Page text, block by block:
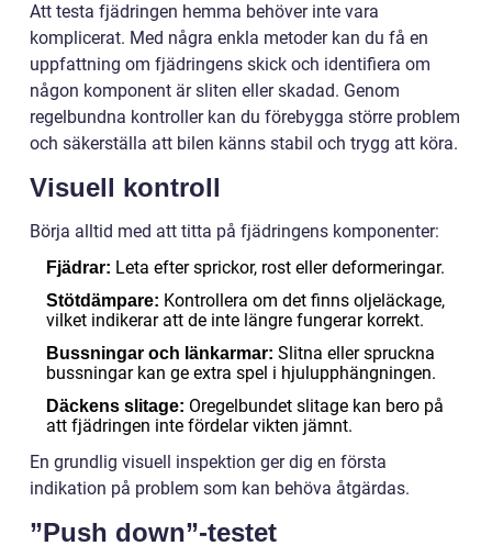
Att testa fjädringen hemma behöver inte vara
komplicerat. Med några enkla metoder kan du få en
uppfattning om fjädringens skick och identifiera om
någon komponent är sliten eller skadad. Genom
regelbundna kontroller kan du förebygga större problem
och säkerställa att bilen känns stabil och trygg att köra.
Visuell kontroll
Börja alltid med att titta på fjädringens komponenter:
Fjädrar: Leta efter sprickor, rost eller deformeringar.
Stötdämpare: Kontrollera om det finns oljeläckage,
vilket indikerar att de inte längre fungerar korrekt.
Bussningar och länkarmar: Slitna eller spruckna
bussningar kan ge extra spel i hjulupphängningen.
Däckens slitage: Oregelbundet slitage kan bero på
att fjädringen inte fördelar vikten jämnt.
En grundlig visuell inspektion ger dig en första
indikation på problem som kan behöva åtgärdas.
”Push down”-testet